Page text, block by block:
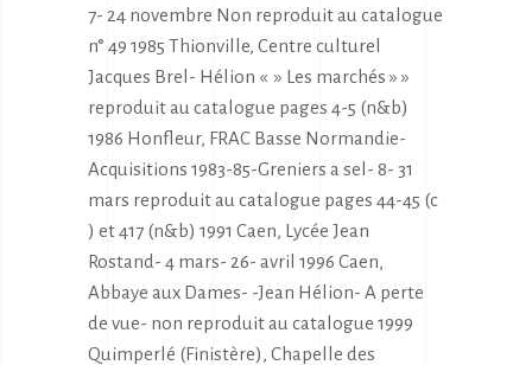
7- 24 novembre Non reproduit au catalogue
n° 49 1985 Thionville, Centre culturel
Jacques Brel- Hélion « » Les marchés » »
reproduit au catalogue pages 4-5 (n&b)
1986 Honfleur, FRAC Basse Normandie-
Acquisitions 1983-85-Greniers a sel- 8- 31
mars reproduit au catalogue pages 44-45 (c
) et 417 (n&b) 1991 Caen, Lycée Jean
Rostand- 4 mars- 26- avril 1996 Caen,
Abbaye aux Dames- -Jean Hélion- A perte
de vue- non reproduit au catalogue 1999
Quimperlé (Finistère), Chapelle des